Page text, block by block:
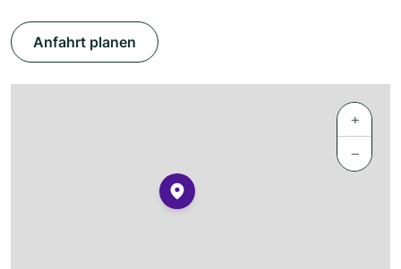
Anfahrt planen
+
−